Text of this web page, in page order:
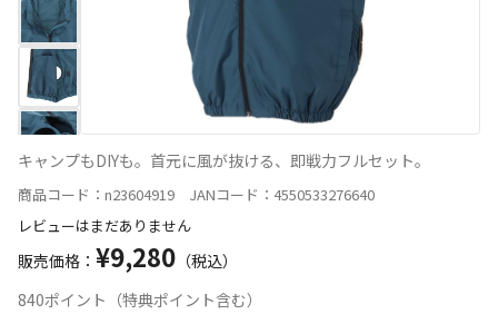
キャンプもDIYも。首元に風が抜ける、即戦力フルセット。
商品コード：n23604919 JANコード：4550533276640
レビューはまだありません
販売価格： ¥9,280 （税込）
840ポイント（特典ポイント含む）